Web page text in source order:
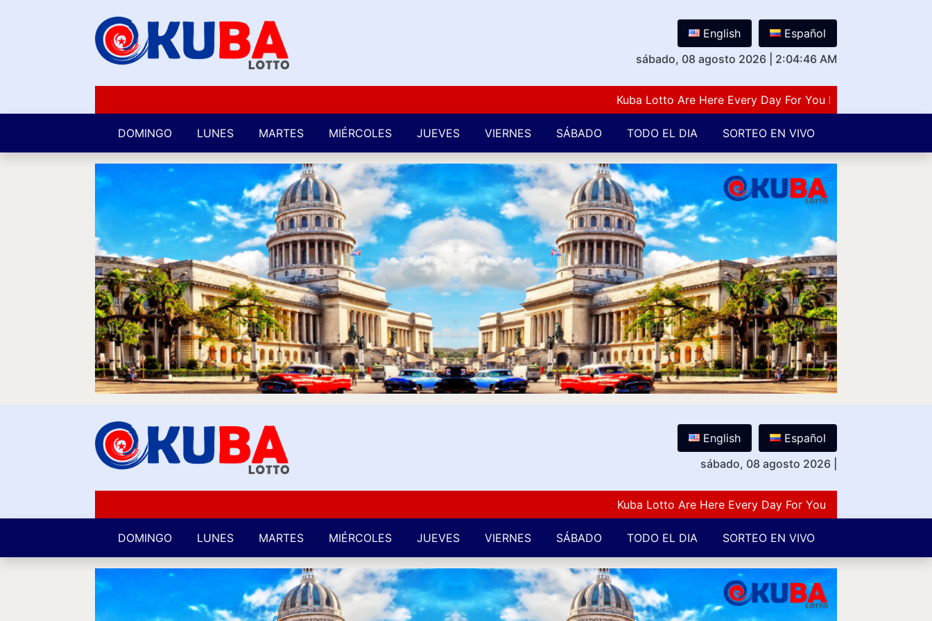
English
Español
sábado, 08 agosto 2026
2:04:47 AM
Kuba Lotto Are Here Every Day For You Lovers Of Number
DOMINGO LUNES MARTES MIÉRCOLES JUEVES VIERNES SÁBADO TODO EL DIA SORTEO EN VIVO
English
Español
sábado, 08 agosto 2026
Kuba Lotto Are Here Every Day For You Lovers Of Number
DOMINGO LUNES MARTES MIÉRCOLES JUEVES VIERNES SÁBADO TODO EL DIA SORTEO EN VIVO